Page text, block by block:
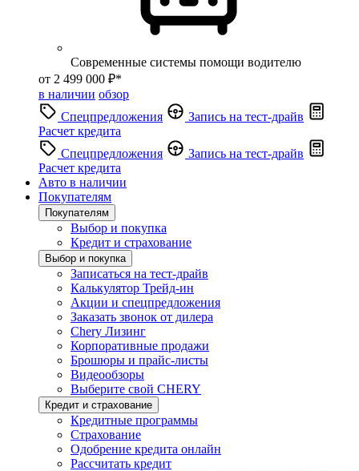
Современные системы помощи водителю
от 2 499 000 ₽*
в наличии обзор
Спецпредложения
Запись на тест-драйв
Расчет кредита
Спецпредложения
Запись на тест-драйв
Расчет кредита
Авто в наличии
Покупателям
Покупателям
Выбор и покупка
Кредит и страхование
Выбор и покупка
Записаться на тест-драйв
Калькулятор Трейд-ин
Акции и спецпредложения
Заказать звонок от дилера
Chery Лизинг
Корпоративные продажи
Брошюры и прайс-листы
Видеообзоры
Выберите свой CHERY
Кредит и страхование
Кредитные программы
Страхование
Одобрение кредита онлайн
Рассчитать кредит